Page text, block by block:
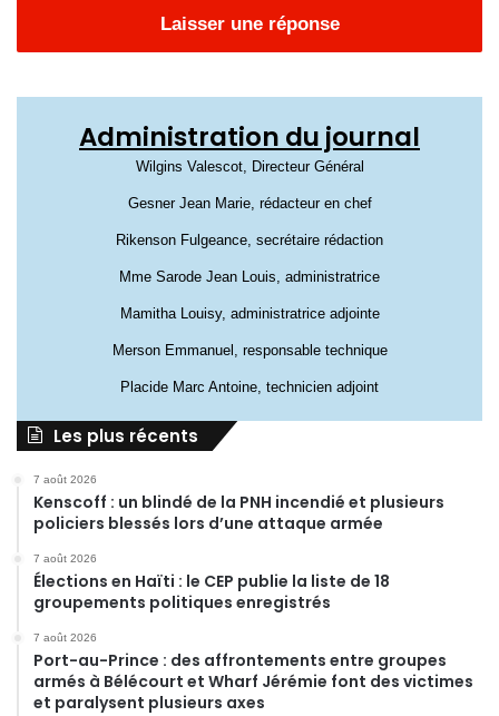
Laisser une réponse
Administration du journal
Wilgins Valescot, Directeur Général
Gesner Jean Marie, rédacteur en chef
Rikenson Fulgeance, secrétaire rédaction
Mme Sarode Jean Louis, administratrice
Mamitha Louisy, administratrice adjointe
Merson Emmanuel, responsable technique
Placide Marc Antoine, technicien adjoint
Les plus récents
7 août 2026
Kenscoff : un blindé de la PNH incendié et plusieurs
policiers blessés lors d’une attaque armée
7 août 2026
Élections en Haïti : le CEP publie la liste de 18
groupements politiques enregistrés
7 août 2026
Port-au-Prince : des affrontements entre groupes
armés à Bélécourt et Wharf Jérémie font des victimes
et paralysent plusieurs axes